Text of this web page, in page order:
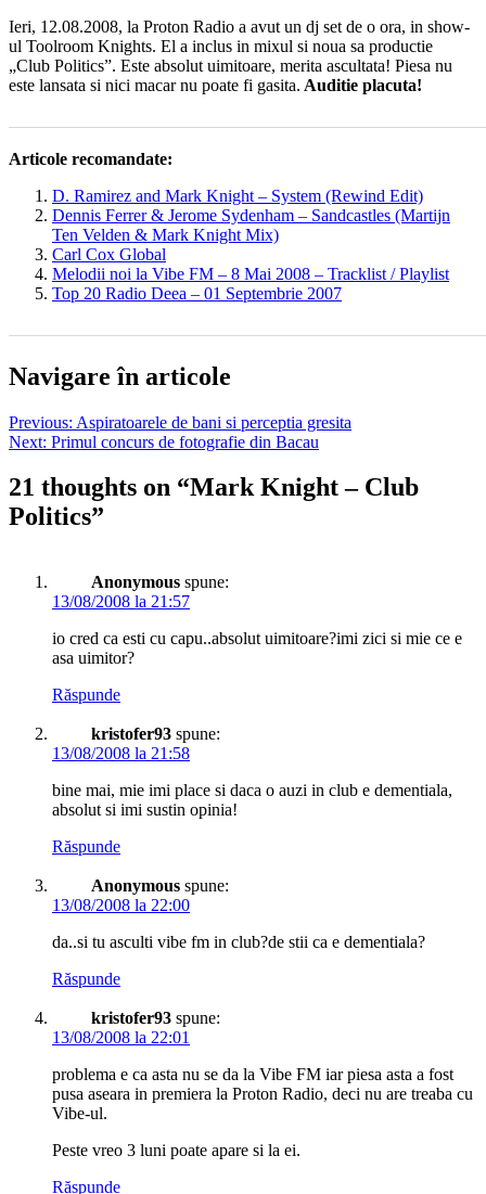
Ieri, 12.08.2008, la Proton Radio a avut un dj set de o ora, in show-
ul Toolroom Knights. El a inclus in mixul si noua sa productie
„Club Politics”. Este absolut uimitoare, merita ascultata! Piesa nu
este lansata si nici macar nu poate fi gasita. Auditie placuta!
Articole recomandate:
D. Ramirez and Mark Knight – System (Rewind Edit)
Dennis Ferrer & Jerome Sydenham – Sandcastles (Martijn
Ten Velden & Mark Knight Mix)
Carl Cox Global
Melodii noi la Vibe FM – 8 Mai 2008 – Tracklist / Playlist
Top 20 Radio Deea – 01 Septembrie 2007
Navigare în articole
Previous: Aspiratoarele de bani si perceptia gresita
Next: Primul concurs de fotografie din Bacau
21 thoughts on “Mark Knight – Club
Politics”
Anonymous spune:
13/08/2008 la 21:57
io cred ca esti cu capu..absolut uimitoare?imi zici si mie ce e
asa uimitor?
Răspunde
kristofer93 spune:
13/08/2008 la 21:58
bine mai, mie imi place si daca o auzi in club e dementiala,
absolut si imi sustin opinia!
Răspunde
Anonymous spune:
13/08/2008 la 22:00
da..si tu asculti vibe fm in club?de stii ca e dementiala?
Răspunde
kristofer93 spune:
13/08/2008 la 22:01
problema e ca asta nu se da la Vibe FM iar piesa asta a fost
pusa aseara in premiera la Proton Radio, deci nu are treaba cu
Vibe-ul.
Peste vreo 3 luni poate apare si la ei.
Răspunde